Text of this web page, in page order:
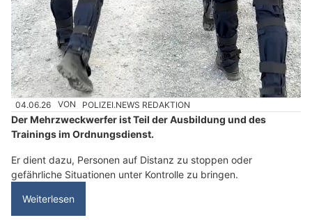
04.06.26 VON POLIZEI.NEWS REDAKTION
Der Mehrzweckwerfer ist Teil der Ausbildung und des
Trainings im Ordnungsdienst.
Er dient dazu, Personen auf Distanz zu stoppen oder
gefährliche Situationen unter Kontrolle zu bringen.
Weiterlesen